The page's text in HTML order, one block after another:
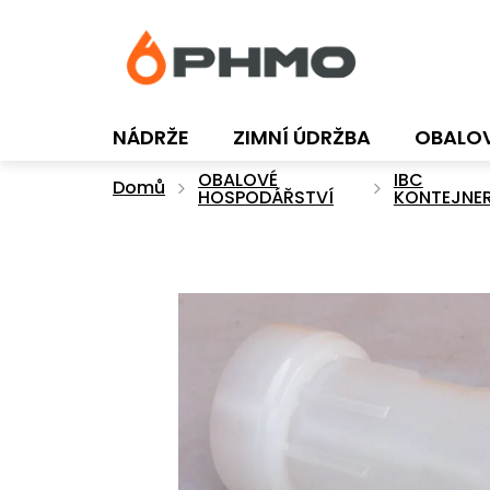
NÁDRŽE ZIMNÍ ÚDRŽBA
Domů OBALOVÉ
HOSPODÁŘSTVÍ
IBC